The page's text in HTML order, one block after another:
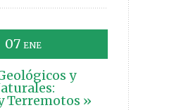
07 ENE
y
Terremotos »